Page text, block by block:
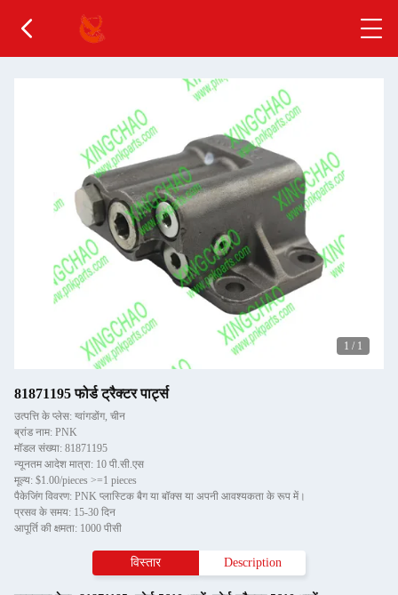
1 / 1
81871195 फोर्ड ट्रैक्टर पार्ट्स
उत्पत्ति के प्लेस: ग्वांगडोंग, चीन
ब्रांड नाम: PNK
मॉडल संख्या: 81871195
न्यूनतम आदेश मात्रा: 10 पी.सी.एस
मूल्य: $1.00/pieces >=1 pieces
पैकेजिंग विवरण: PNK प्लास्टिक बैग या बॉक्स या अपनी आवश्यकता के रूप में।
प्रसव के समय: 15-30 दिन
आपूर्ति की क्षमता: 1000 पीसी
विस्तार Description